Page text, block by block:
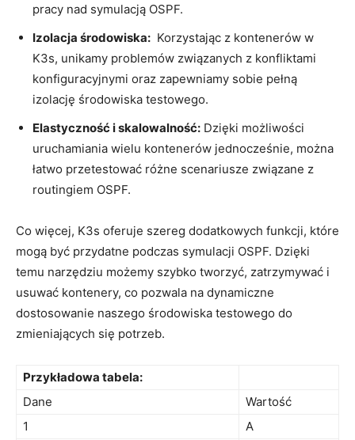
pracy nad symulacją OSPF.
Izolacja środowiska: ‌ Korzystając ⁢z ⁤kontenerów w
K3s, unikamy problemów związanych​ z konfliktami
konfiguracyjnymi ​oraz zapewniamy ⁤sobie ‍pełną
izolację‌ środowiska testowego.
Elastyczność i skalowalność: ⁢Dzięki⁤ możliwości
uruchamiania wielu ⁣kontenerów jednocześnie, można
‌łatwo ‌przetestować ⁤różne scenariusze ​związane z
routingiem ⁢OSPF.
Co‍ więcej, K3s ⁤oferuje szereg dodatkowych funkcji, które
mogą być ⁢przydatne podczas symulacji OSPF. ‌Dzięki
temu narzędziu ‌możemy szybko tworzyć, ⁢zatrzymywać i
usuwać kontenery, co pozwala na dynamiczne⁤
dostosowanie naszego środowiska testowego ​do​
zmieniających się ⁢potrzeb.
Przykładowa tabela:
Dane
Wartość
1
A